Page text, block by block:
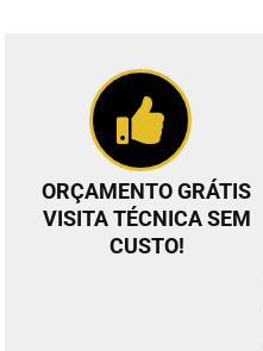
ORÇAMENTO GRÁTIS
VISITA TÉCNICA SEM
CUSTO!